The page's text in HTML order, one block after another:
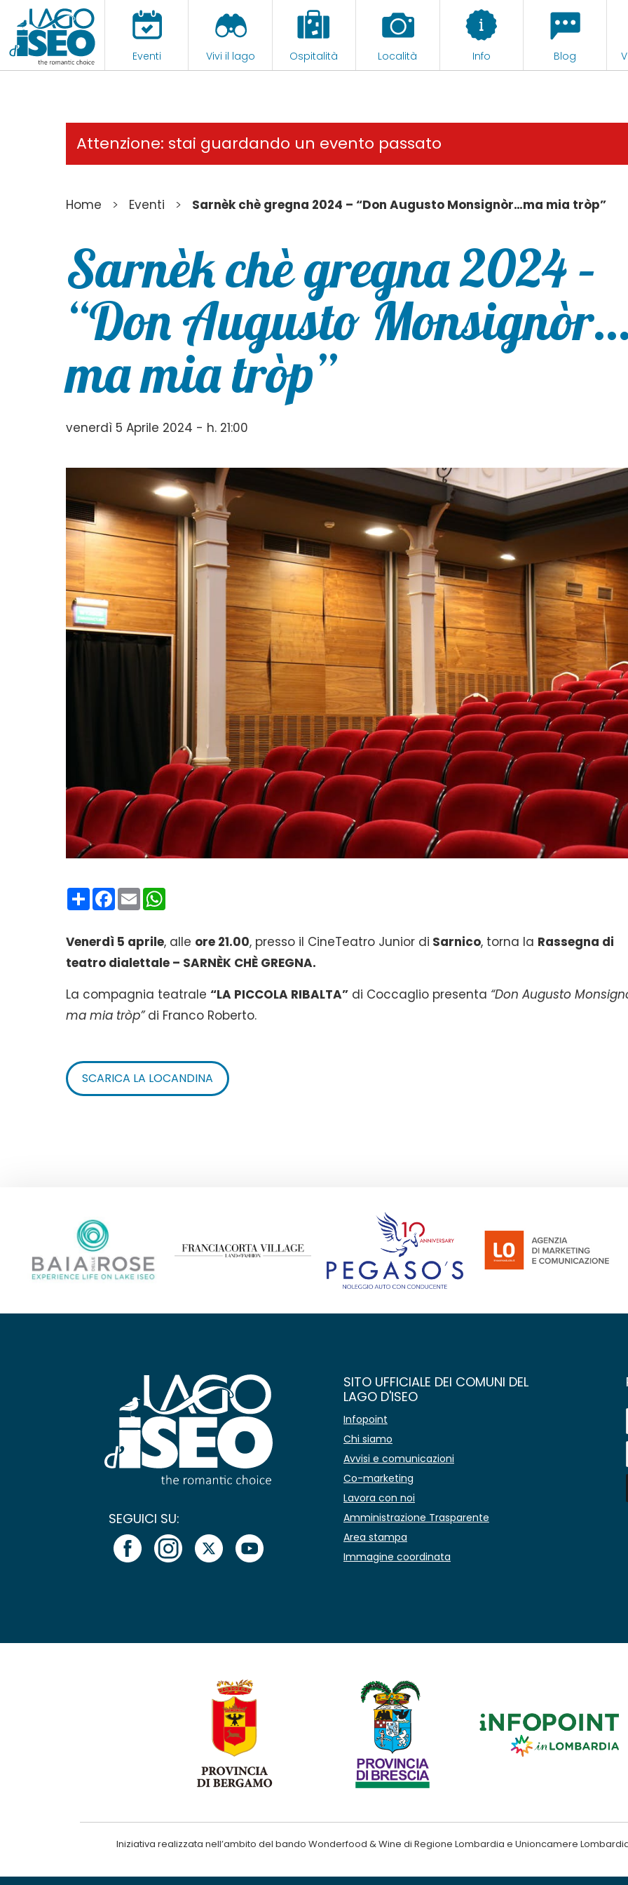
Eventi Vivi il lago Ospitalità Località Info Blog
Attenzione: stai guardando un evento passato
Home > Eventi > Sarnèk chè gregna 2024 – “Don Augusto Monsignòr…ma mia tròp”
Sarnèk chè gregna 2024 –
“Don Augusto
ma mia tròp”
venerdì 5 Aprile 2024 - h. 21:00
CondividiFacebook
Email
Venerdì 5 aprile, alle ore 21.00, presso il CineTeatro Junior di Sarnico, torna la Rassegna di
teatro dialettale – SARNÈK CHÈ GREGNA.
La compagnia teatrale“LA PICCOLA RIBALTA” di Coccaglio presenta “Don Augusto
ma mia tròp”di Franco Roberto.
SCARICA LA LOCANDINA
SEGUICI SU:
SITO UFFICIALE DEI COMUNI DEL
LAGO D'ISEO
Infopoint
Chi siamo
Avvisi e comunicazioni
Co-marketing
Lavora con noi
Amministrazione Trasparente
Area stampa
Immagine coordinata
Iniziativa realizzata nell’ambito del bando Wonderfood & Wine di Regione Lombardia e Unioncamere